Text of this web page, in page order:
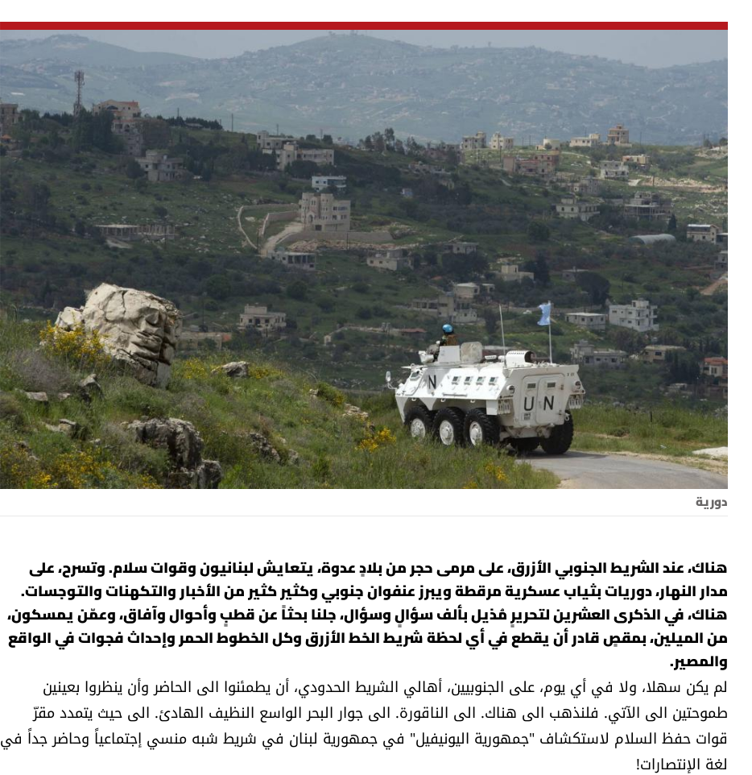
دورية
هناك، عند الشريط الجنوبي الأزرق، على مرمى حجر من بلادٍ عدوة، يتعايش لبنانيون وقوات سلام. وتسرح، على
مدار النهار، دوريات بثياب عسكرية مرقطة ويبرز عنفوان جنوبي وكثير كثير من الأخبار والتكهنات والتوجسات.
هناك، في الذكرى العشرين لتحريرٍ مُذيل بألف سؤالٍ وسؤال، جلنا بحثاً عن قطبٍ وأحوال وآفاق، وعمّن يمسكون،
من الميلين، بمقصٍ قادر أن يقطع في أي لحظة شريط الخط الأزرق وكل الخطوط الحمر وإحداث فجوات في الواقع
والمصير.
لم يكن سهلا، ولا في أي يوم، على الجنوبيين، أهالي الشريط الحدودي، أن يطمئنوا الى الحاضر وأن ينظروا بعينين
طموحتين الى الآتي. فلنذهب الى هناك. الى الناقورة. الى جوار البحر الواسع النظيف الهادئ. الى حيث يتمدد مقرّ
قوات حفظ السلام لاستكشاف "جمهورية اليونيفيل" في جمهورية لبنان في شريط شبه منسي إجتماعياً وحاضر جداً في
لغة الإنتصارات!